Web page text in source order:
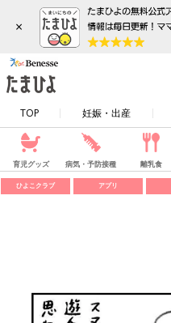
×
TOP 妊娠・出産
育児グッズ 病気・予防接種 離乳食
ひよこクラブ アプリ